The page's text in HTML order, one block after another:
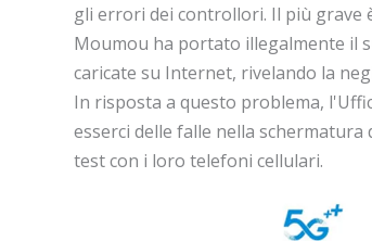
gli errori dei controllori. Il più grave
Moumou ha portato illegalmente il
caricate su Internet, rivelando la
In risposta a questo problema,
esserci delle falle nella schermatura
test con i loro telefoni cellulari.